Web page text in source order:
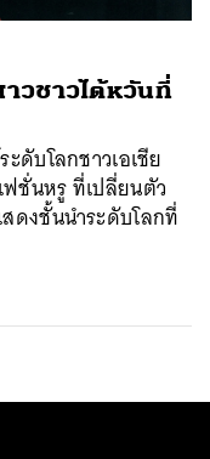
วชาวไต้หวันที่
ดับโลกชาวเอเชีย
ชั่นหรู ที่เปลี่ยนตัว
ดงชั้นนำระดับโลกที่